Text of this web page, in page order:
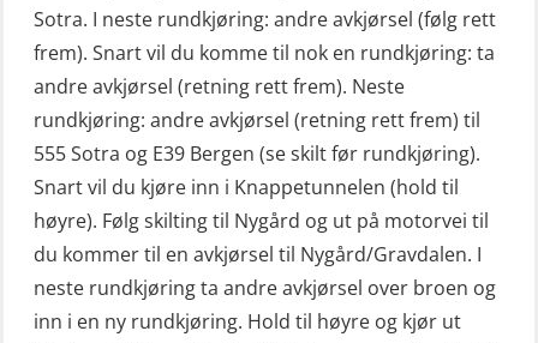
Konvensjonell livbåt (OSEBLE005)
Livbåtfører konvensjonell livbåt –
grunnleggende (OSE135)
Livbåtfører konvensjonell repetisjon
(OSE1361)
Livbåtfører konvertering til FF48 inkl.
repetisjon (OSE106)
Livbåtfører sliskelivbåt repetisjon
for skipsoffiserer (MBS100)
Sotra. I neste rundkjøring: andre avkjørsel (følg rett
frem). Snart vil du komme til nok en rundkjøring: ta
andre avkjørsel (retning rett frem). Neste
rundkjøring: andre avkjørsel (retning rett frem) til
555 Sotra og E39 Bergen (se skilt før rundkjøring).
Snart vil du kjøre inn i Knappetunnelen (hold til
høyre). Følg skilting til Nygård og ut på motorvei til
du kommer til en avkjørsel til Nygård/Gravdalen. I
neste rundkjøring ta andre avkjørsel over broen og
inn i en ny rundkjøring. Hold til høyre og kjør ut